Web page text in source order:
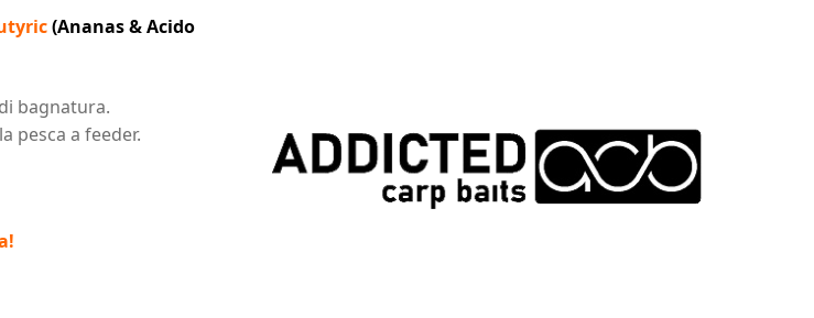
(Ananas & Acido
bagnatura.
pesca a feeder.